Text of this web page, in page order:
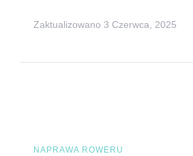
Zaktualizowano 3 Czerwca, 2025
NAPRAWA ROWERU